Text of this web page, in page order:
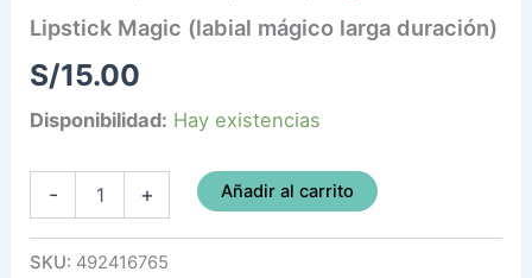
Lipstick Magic (labial mágico larga duración)
S/15.00
Disponibilidad: Hay existencias
- + Añadir al carrito
SKU: 492416765